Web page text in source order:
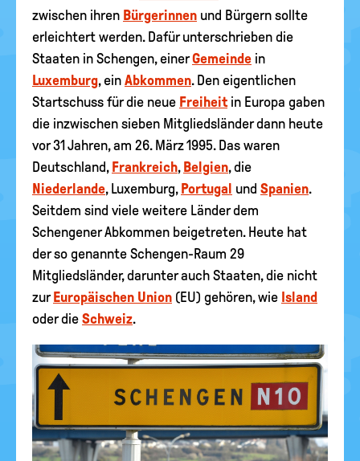
zwischen ihren Bürgerinnen und Bürgern sollte
erleichtert werden. Dafür unterschrieben die
Staaten in Schengen, einerGemeinde in
Luxemburg, ein Abkommen. Den eigentlichen
Startschuss für die neue Freiheitin Europa gaben
die inzwischen sieben Mitgliedsländer dann heute
vor 31 Jahren, am 26. März 1995. Das waren
Deutschland, Frankreich, Belgien, die
Niederlande, Luxemburg, Portugal und Spanien.
Seitdem sind viele weitere Länder dem
Schengener Abkommen beigetreten. Heute hat
der so genannte Schengen-Raum 29
Mitgliedsländer, darunter auch Staaten, die nicht
zur Europäischen Union (EU) gehören, wie Island
oder die Schweiz.